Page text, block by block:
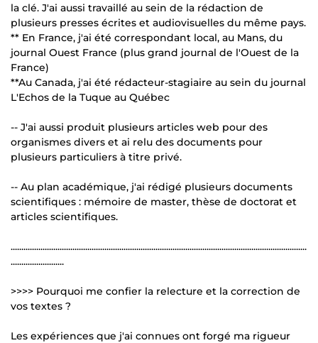
la clé. J'ai aussi travaillé au sein de la rédaction de
plusieurs presses écrites et audiovisuelles du même pays.
** En France, j'ai été correspondant local, au Mans, du
journal Ouest France (plus grand journal de l'Ouest de la
France)
**Au Canada, j'ai été rédacteur-stagiaire au sein du journal
L'Echos de la Tuque au Québec
-- J'ai aussi produit plusieurs articles web pour des
organismes divers et ai relu des documents pour
plusieurs particuliers à titre privé.
-- Au plan académique, j'ai rédigé plusieurs documents
scientifiques : mémoire de master, thèse de doctorat et
articles scientifiques.
...........................................................................................................................................
.........................
>>>> Pourquoi me confier la relecture et la correction de
vos textes ?
Les expériences que j'ai connues ont forgé ma rigueur